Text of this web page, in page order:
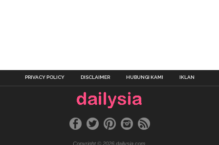
PRIVACY POLICY DISCLAIMER HUBUNGI KAMI IKLAN
Copyright © 2026 dailysia.com.